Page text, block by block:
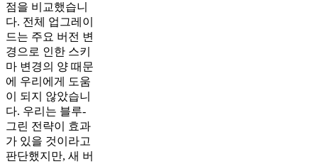
점을 비교했습니
다. 전체 업그레이
드는 주요 버전 변
경으로 인한 스키
마 변경의 양 때문
에 우리에게 도움
이 되지 않았습니
다. 우리는 블루-
그린 전략이 효과
가 있을 것이라고
판단했지만, 새 버